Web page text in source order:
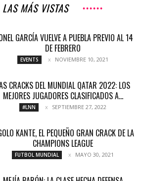
LAS MÁS VISTAS
GARCÍA VUELVE A PUEBLA PREVIO AL 14
DE FEBRERO
EVENTS NOVIEMBRE 10, 2021
CRACKS DEL MUNDIAL QATAR 2022: LOS
MEJORES JUGADORES CLASIFICADOS A...
#LNN SEPTIEMBRE 27, 2022
KANTE, EL PEQUEÑO GRAN CRACK DE LA
CHAMPIONS LEAGUE
FUTBOL MUNDIAL MAYO 30, 2021